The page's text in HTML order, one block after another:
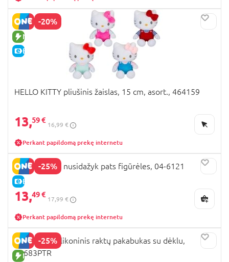
-20%
NAUJA PREKĖ
E-KAINA
HELLO KITTY pliušinis žaislas, 15 cm, asort., 464159
13,59 €
16,99 €
Perkant papildomą prekę internetu
-25%
E-KAINA
HELLO KITTY nusidažyk pats figūrėles, 04-6121
13,49 €
17,99 €
Perkant papildomą prekę internetu
-25%
NAUJA PREKĖ
Hello Kitty silikoninis raktų pakabukas su dėklu,
14683PTR